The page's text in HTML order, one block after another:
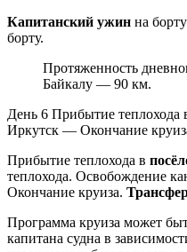
Капитанский ужин на
борту.
Протяженность
Байкалу — 90 км.
День 6 Прибытие
Иркутск — Окончание
Прибытие теплохода в
теплохода. Освобождение
Окончание круиза.
Программа круиза может
капитана судна в